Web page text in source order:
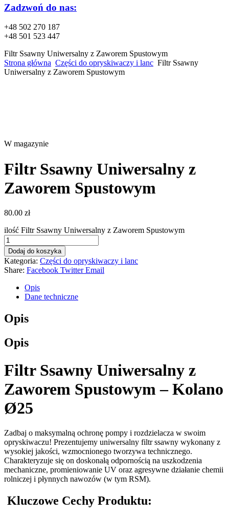
Zadzwoń do nas:
+48 502 270 187
+48 501 523 447
Filtr Ssawny Uniwersalny z Zaworem Spustowym
Strona główna Części do opryskiwaczy i lanc Filtr Ssawny
Uniwersalny z Zaworem Spustowym
W magazynie
Filtr Ssawny Uniwersalny z
Zaworem Spustowym
80.00 zł
ilość Filtr Ssawny Uniwersalny z Zaworem Spustowym
Dodaj do koszyka
Kategoria: Części do opryskiwaczy i lanc
Share: Facebook Twitter Email
Opis
Dane techniczne
Opis
Opis
Filtr Ssawny Uniwersalny z
Zaworem Spustowym –Kolano
Ø25
Zadbaj o maksymalną ochronę pompy i rozdzielacza w swoim
opryskiwaczu! Prezentujemy uniwersalny filtr ssawny wykonany z
wysokiej jakości, wzmocnionego tworzywa technicznego.
Charakteryzuje się on doskonałą odpornością na uszkodzenia
mechaniczne, promieniowanie UV oraz agresywne działanie chemii
rolniczej i płynnych nawozów (w tym RSM).
Kluczowe Cechy Produktu: